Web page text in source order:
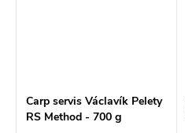
Carp servis Václavík Pelety
RS Method - 700 g